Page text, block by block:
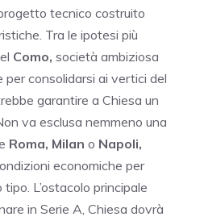
tecnico costruito
Tra le ipotesi più
Como, società ambiziosa
consolidarsi ai vertici del
garantire a Chiesa un
va esclusa nemmeno una
Roma, Milan o Napoli,
economiche per
L’ostacolo principale
in Serie A, Chiesa dovrà